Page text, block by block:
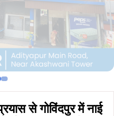
से गोविंदपुर में नाई